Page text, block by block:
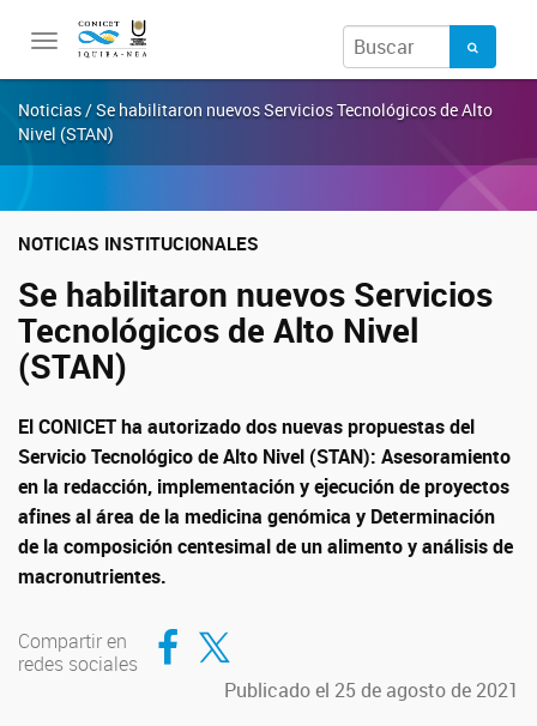
Toggle
Noticias / Se habilitaron nuevos Servicios Tecnológicos de Alto
Nivel (STAN)
NOTICIAS INSTITUCIONALES
Se habilitaron nuevos Servicios
Tecnológicos de Alto Nivel
(STAN)
El CONICET ha autorizado dos nuevas propuestas del
Servicio Tecnológico de Alto Nivel (STAN): Asesoramiento
en la redacción, implementación y ejecución de proyectos
afines al área de la medicina genómica y Determinación
de la composición centesimal de un alimento y análisis de
macronutrientes.
Compartir en
redes sociales
Compartir en Facebook
Compartir en Twitter
Publicado el 25 de agosto de 2021